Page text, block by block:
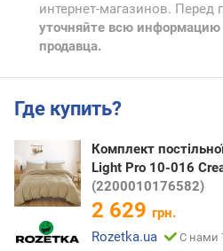
интернет-магазинов. Перед
уточняйте всю информацию
продавца.
Где купить?
Комплект
Light Pro 10-016
(2200010176582)
2 629 грн.
Rozetka.ua
С нами